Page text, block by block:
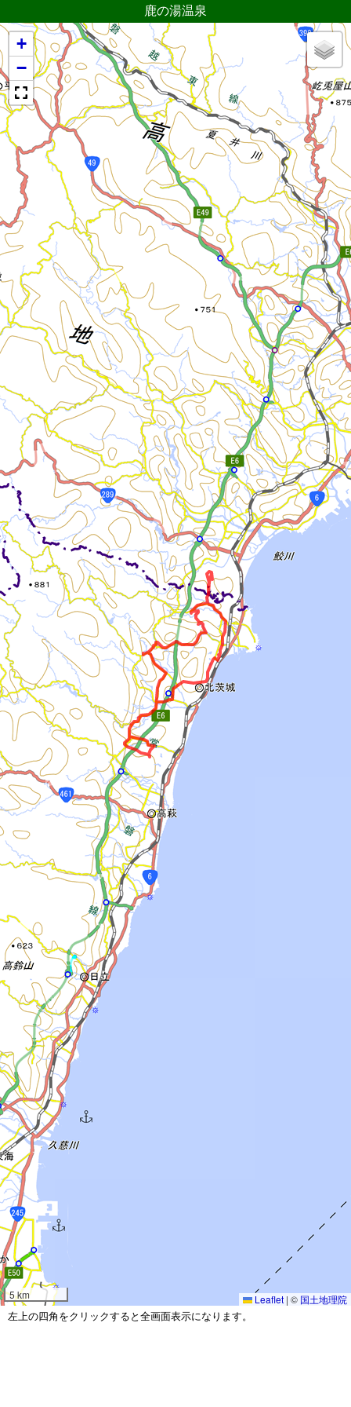
鹿の湯温泉
+
−
5 km Leaflet | © 国土地理院
左上の四角をクリックすると全画面表示になります。